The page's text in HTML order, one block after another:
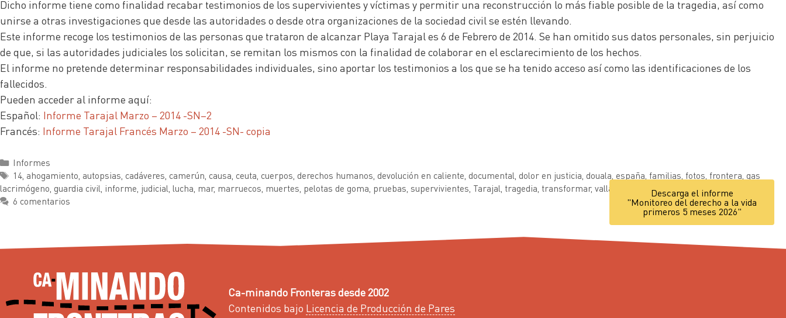
Dicho informe tiene como finalidad recabar testimonios de los supervivientes y víctimas y permitir una reconstrucción lo más fiable posible de la tragedia, así como
unirse a otras investigaciones que desde las autoridades o desde otra organizaciones de la sociedad civil se estén llevando.
Este informe recoge los testimonios de las personas que trataron de alcanzar Playa Tarajal es 6 de Febrero de 2014. Se han omitido sus datos personales, sin perjuicio
de que, si las autoridades judiciales los solicitan, se remitan los mismos con la finalidad de colaborar en el esclarecimiento de los hechos.
El informe no pretende determinar responsabilidades individuales, sino aportar los testimonios a los que se ha tenido acceso así como las identificaciones de los
fallecidos.
Pueden acceder al informe aquí:
Español: Informe Tarajal Marzo – 2014 -SN–2
Francés: Informe Tarajal Francés Marzo – 2014 -SN- copia
Informes
14, ahogamiento, autopsias, cadáveres, camerún, causa, ceuta, cuerpos, derechos humanos, devolución en caliente, documental, dolor en justicia, douala, españa, familias, fotos, frontera, gas
lacrimógeno, guardia civil, informe, judicial, lucha, mar, marruecos, muertes, pelotas de goma, pruebas, supervivientes, Tarajal, tragedia, transformar, valla
6 comentarios
Descarga el informe
"Monitoreo del derecho a la vida
primeros 5 meses 2026"
Ca-minando Fronteras desde 2002
Contenidos bajo Licencia de Producción de Pares